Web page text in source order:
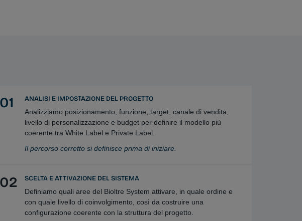
01
ANALISI E IMPOSTAZIONE DEL PROGETTO
Analizziamo posizionamento, funzione, target, canale di vendita,
livello di personalizzazione e budget per definire il modello più
coerente tra White Label e Private Label.
Il percorso corretto si definisce prima di iniziare.
02
SCELTA E ATTIVAZIONE DEL SISTEMA
Definiamo quali aree del Bioltre System attivare, in quale ordine e
con quale livello di coinvolgimento, così da costruire una
configurazione coerente con la struttura del progetto.